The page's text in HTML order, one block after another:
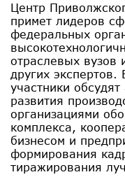
Центр
примет лидеров
федеральных
отраслевых вузов
других
участники
развития
организациями
комплекса,
бизнесом и
формирования
тиражирования